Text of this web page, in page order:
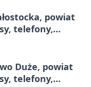
powiat
telefony,
Duże, powiat
telefony,